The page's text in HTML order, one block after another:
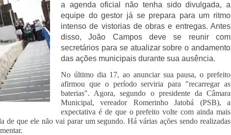
a agenda oficial não tenha sido divulgada, a
equipe do gestor já se prepara para um ritmo
intenso de vistorias de obras e entregas. Antes
disso, João Campos deve se reunir com
secretários para se atualizar sobre o andamento
das ações municipais durante sua ausência.
No último dia 17, ao anunciar sua pausa, o prefeito
afirmou que o período serviria para "recarregar as
baterias". Agora, segundo o presidente da Câmara
Municipal, vereador Romerinho Jatobá (PSB), a
expectativa é de que o prefeito volte com ainda mais
de que ele não vai parar um segundo. Há várias ações sendo realizadas